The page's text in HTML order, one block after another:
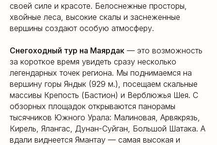
своей силе и красоте. Белоснежные просторы,
хвойные леса, высокие скалы и заснеженные
вершины создают особую атмосферу.
Снегоходный тур на Маярдак — это возможность
за короткое время увидеть сразу несколько
легендарных точек региона. Мы поднимаемся на
вершину горы Яндык (929 м.), посещаем скальные
массивы Крепость (Бастион) и Верблюжья Шея. С
обзорных площадок открываются панорамы
тысячников Южного Урала: Малиновая, Арвякрязь,
Кирель, Ялангас, Дунан-Суйган, Большой Шатака. А
вдали виднеется Ямантау — самая высокая и